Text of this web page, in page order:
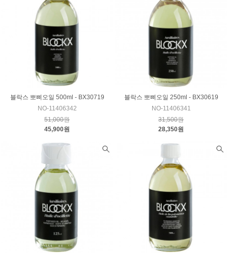
블락스 뽀삐오일 500ml - BX30719
NO-11406342
51,000원
45,900원
블락스 뽀삐오일 250ml - BX30619
NO-11406341
31,500원
28,350원